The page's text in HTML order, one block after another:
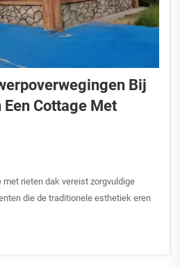
Bij
Een Cottage Met
rieten dak vereist zorgvuldige
die de traditionele esthetiek eren
bouwstandaarden. De unieke
rieten dak vereisen